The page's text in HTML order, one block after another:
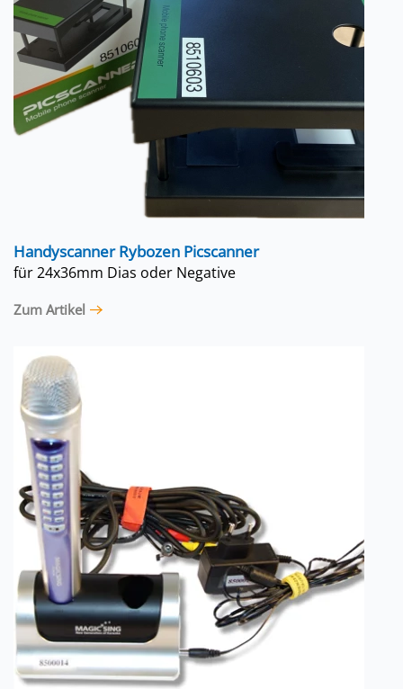
Handyscanner Rybozen Picscanner
für 24x36mm Dias oder Negative
Zum Artikel